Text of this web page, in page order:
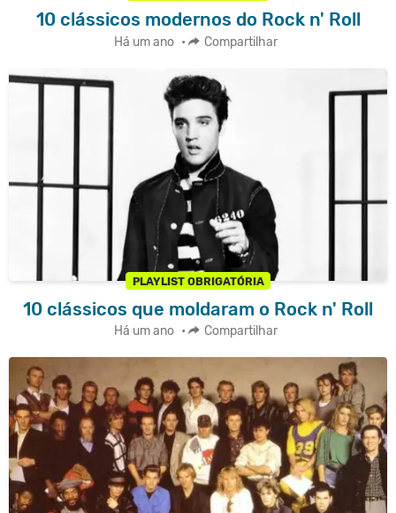
10 clássicos modernos do Rock n' Roll
Há um ano • Compartilhar
PLAYLIST OBRIGATÓRIA
10 clássicos que moldaram o Rock n' Roll
Há um ano • Compartilhar